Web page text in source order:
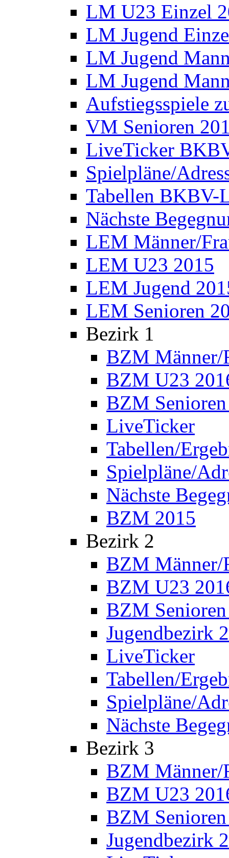
LM U23 Einzel
LM Jugend
LM Jugend
LM Jugend
Aufstiegsspiele
VM Senioren
LiveTicker
Spielpläne/
Tabellen BKBV-
Nächste
LEM Männer/
LEM U23 2015
LEM Jugend
LEM Senioren
Bezirk 1
BZM Männer/
BZM U23
BZM
LiveTicker
Tabellen/
Spielpläne/
Nächste
BZM 2015
Bezirk 2
BZM Männer/
BZM U23
BZM
Jugendbezirk
LiveTicker
Tabellen/
Spielpläne/
Nächste
Bezirk 3
BZM Männer/
BZM U23
BZM
Jugendbezirk